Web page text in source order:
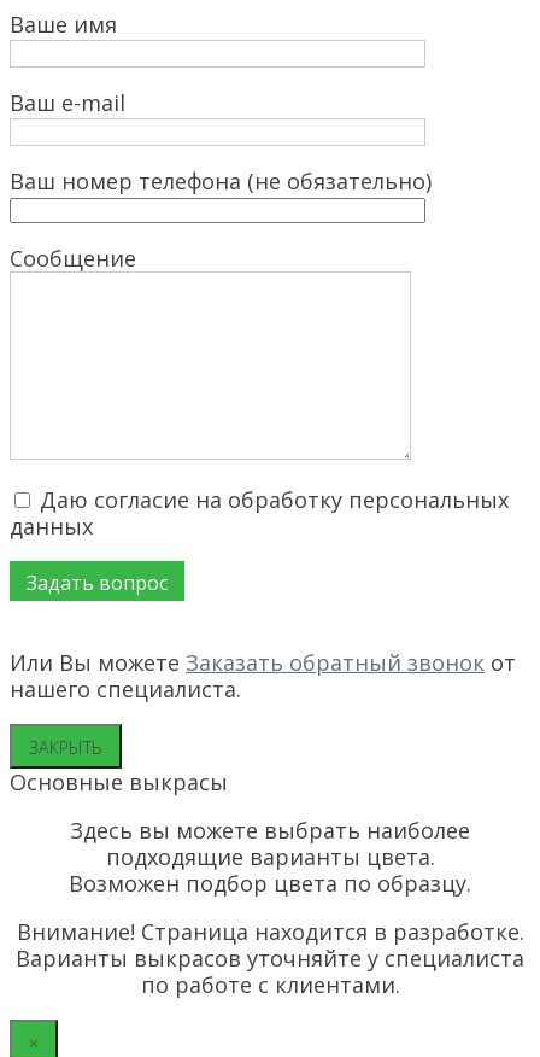
Ваше имя
Ваш e-mail
Ваш номер телефона (не обязательно)
Сообщение
Даю согласие на обработку персональных
данных
Или Вы можете Заказать обратный звонок от
нашего специалиста.
ЗАКРЫТЬ
Основные выкрасы
Здесь вы можете выбрать наиболее
подходящие варианты цвета.
Возможен подбор цвета по образцу.
Внимание! Страница находится в разработке.
Варианты выкрасов уточняйте у специалиста
по работе с клиентами.
×